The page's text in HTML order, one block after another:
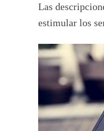
Las
estimular los